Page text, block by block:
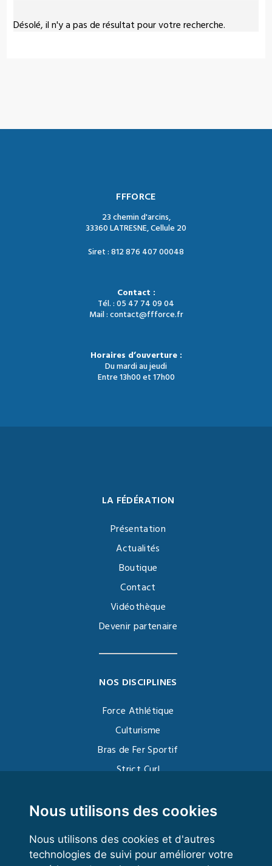
Nous utilisons des cookies
Nous utilisons des cookies et d'autres
technologies de suivi pour améliorer votre
Désolé, il n'y a pas de résultat pour votre recherche.
FFFORCE
23 chemin d'arcins,
33360 LATRESNE, Cellule 20
Siret : 812 876 407 00048
Contact :
Tél. : 05 47 74 09 04
Mail : contact@ffforce.fr
Horaires d’ouverture :
Du mardi au jeudi
Entre 13h00 et 17h00
LA FÉDÉRATION
Présentation
Actualités
Boutique
Contact
Vidéothèque
Devenir partenaire
NOS DISCIPLINES
Force Athlétique
Culturisme
Bras de Fer Sportif
Strict Curl
Kettlebell